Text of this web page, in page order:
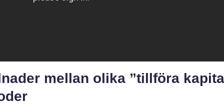
mellan olika ”tillföra